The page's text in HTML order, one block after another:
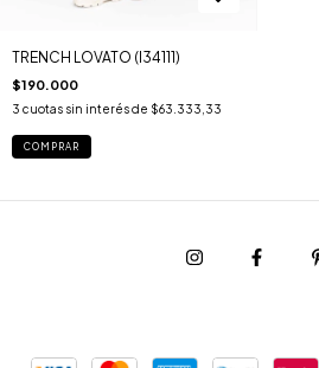
TRENCH LOVATO (I34111)
$190.000
3 cuotas sin interés de $63.333,33
COMPRAR